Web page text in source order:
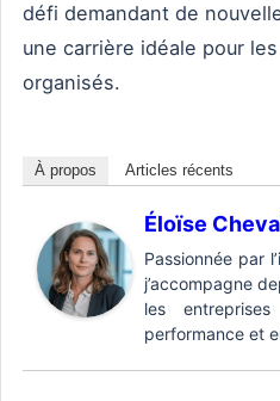
défi demandant de
une carrière idéale pour
organisés.
À propos Articles récents
Éloïse
Passionnée par
j’accompagne
les
performance et